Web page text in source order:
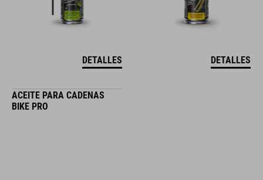
DETALLES DETALLES
ACEITE PARA CADENAS
BIKE PRO